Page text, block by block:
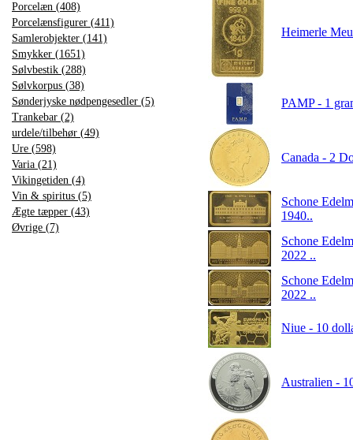
Porcelæn (408)
Porcelænsfigurer (411)
Samlerobjekter (141)
Smykker (1651)
Sølvbestik (288)
Sølvkorpus (38)
Sønderjyske nødpengesedler (5)
Trankebar (2)
urdele/tilbehør (49)
Ure (598)
Varia (21)
Vikingetiden (4)
Vin & spiritus (5)
Ægte tæpper (43)
Øvrige (7)
Heimerle
PAMP - 1
Canada - 2
Schone
1940..
Schone
2022 ..
Schone
2022 ..
Niue - 10
Australien -